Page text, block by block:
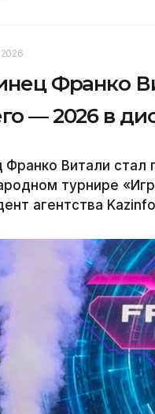
2026
Франко
— 2026 в
Франко Витали стал
турнире
агентства